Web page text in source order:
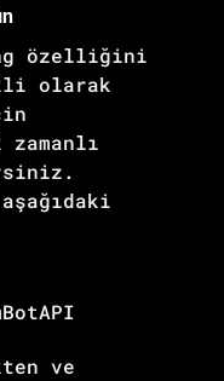
özelliğini
olarak
ve